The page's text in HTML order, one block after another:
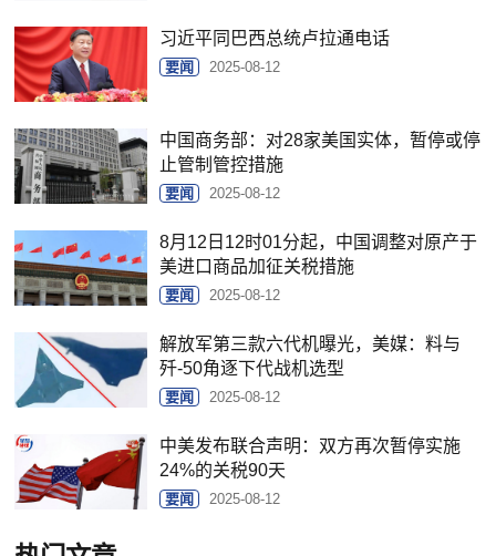
习近平同巴西总统卢拉通电话
要闻 2025-08-12
中国商务部：对28家美国实体，暂停或停
止管制管控措施
要闻 2025-08-12
8月12日12时01分起，中国调整对原产于
美进口商品加征关税措施
要闻 2025-08-12
解放军第三款六代机曝光，美媒：料与
歼-50角逐下代战机选型
要闻 2025-08-12
中美发布联合声明：双方再次暂停实施
24%的关税90天
要闻 2025-08-12